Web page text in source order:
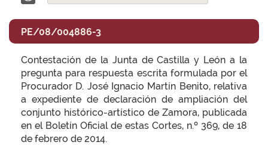
PE/08/004886-3
Contestación de la Junta de Castilla y León a la
pregunta para respuesta escrita formulada por el
Procurador D. José Ignacio Martín Benito, relativa
a expediente de declaración de ampliación del
conjunto histórico-artístico de Zamora, publicada
en el Boletín Oficial de estas Cortes, n.º 369, de 18
de febrero de 2014.